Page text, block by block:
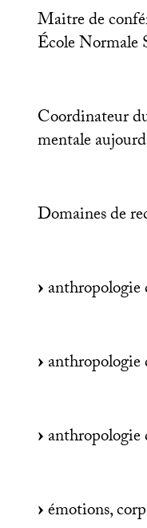
Maitre de
École Normale
Coordinateur
mentale
Domaines de
anthropologie
anthropologie
émotions,